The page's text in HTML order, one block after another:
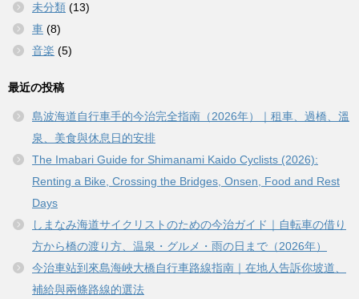
未分類 (13)
車 (8)
音楽 (5)
最近の投稿
島波海道自行車手的今治完全指南（2026年）｜租車、過橋、溫
泉、美食與休息日的安排
The Imabari Guide for Shimanami Kaido Cyclists (2026):
Renting a Bike, Crossing the Bridges, Onsen, Food and Rest
Days
しまなみ海道サイクリストのための今治ガイド｜自転車の借り
方から橋の渡り方、温泉・グルメ・雨の日まで（2026年）
今治車站到來島海峽大橋自行車路線指南｜在地人告訴你坡道、
補給與兩條路線的選法